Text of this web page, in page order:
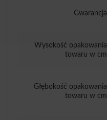
Gwarancja
Wysokość opakowania
towaru w cm
Głębokość opakowania
towaru w cm